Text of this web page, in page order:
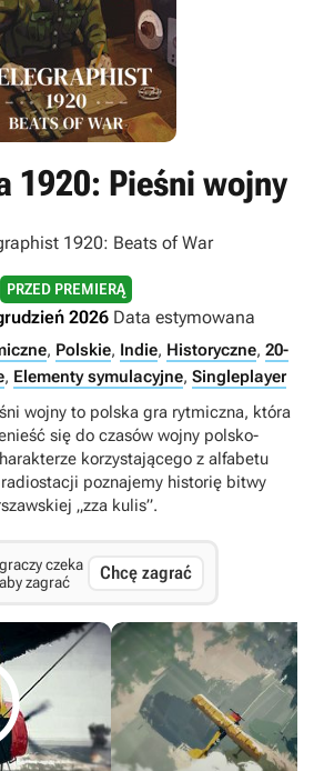
1920: Pieśni wojny
1920: Beats of War
PRZED PREMIERĄ
2026Data estymowana
, Polskie, Indie, Historyczne, 20-
, Elementy symulacyjne, Singleplayer
wojny to polska gra rytmiczna, która
się do czasów wojny polsko-
korzystającego z alfabetu
radiostacji poznajemy historię bitwy
„zza kulis”.
graczy czeka
aby zagrać
Chcę zagrać